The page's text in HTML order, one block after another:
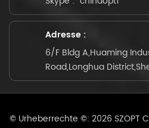
Adresse :
6/F Bldg A,Huaming
Road,Longhua
© Urheberrechte ©: 2026 SZOPT